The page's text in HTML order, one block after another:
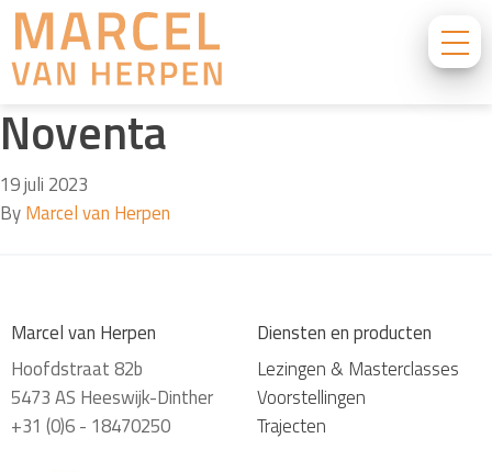
Noventa
19 juli 2023
ByMarcel van Herpen
Marcel van Herpen
Hoofdstraat 82b
5473 AS Heeswijk-Dinther
+31 (0)6 - 18470250
Diensten en producten
Lezingen & Masterclasses
Voorstellingen
Trajecten